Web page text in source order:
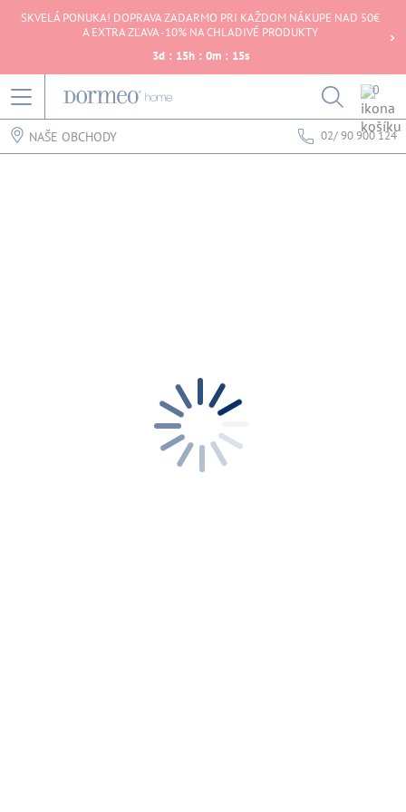
SKVELÁ PONUKA! DOPRAVA ZADARMO PRI KAŽDOM NÁKUPE NAD 50€
A EXTRA ZĽAVA -10% NA CHLADIVÉ PRODUKTY
3d : 15h : 0m : 15s
0
NAŠE OBCHODY 02/ 90 900 124